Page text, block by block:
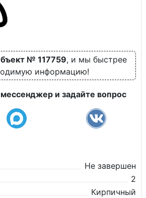
№ 117759, и мы быстрее
информацию!
и задайте вопрос
Не завершен
2
Кирпичный